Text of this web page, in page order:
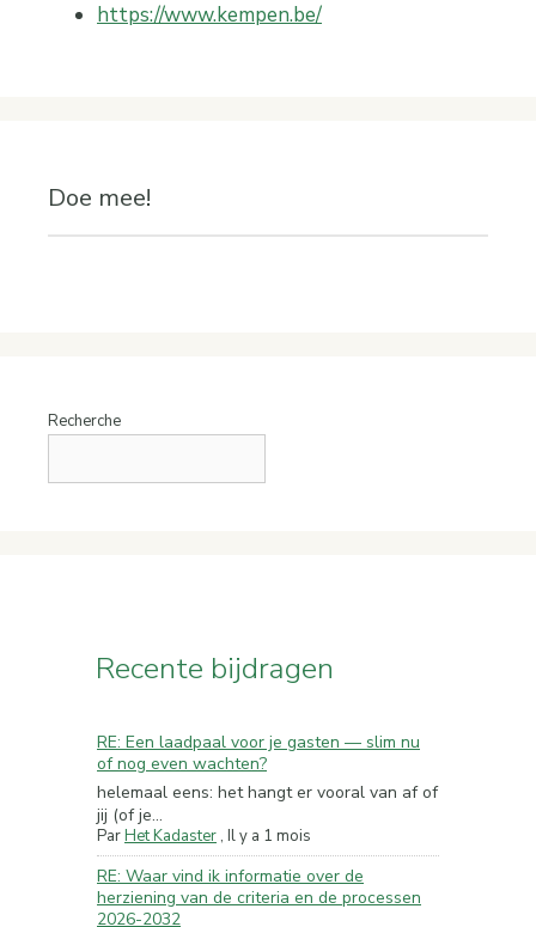
https://www.kempen.be/
Doe mee!
Recherche
Recente bijdragen
RE: Een laadpaal voor je gasten — slim nu
of nog even wachten?
helemaal eens: het hangt er vooral van af of
jij (of je...
ParHet Kadaster , Il y a 1 mois
RE: Waar vind ik informatie over de
herziening van de criteria en de processen
2026-2032